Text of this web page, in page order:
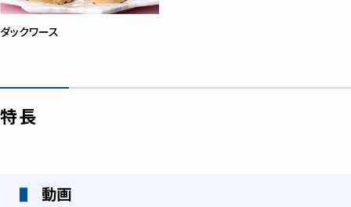
ダックワース
特長
動画